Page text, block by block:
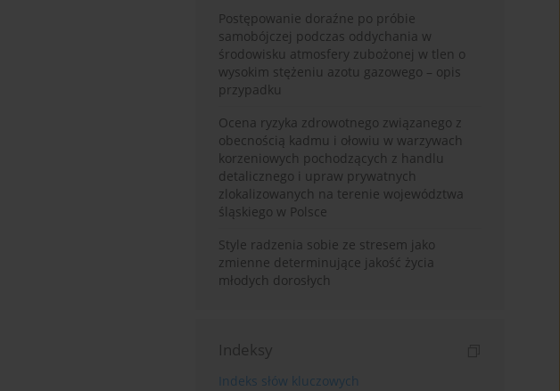
Postępowanie doraźne po próbie
samobójczej podczas oddychania w
środowisku atmosfery zubożonej w tlen o
wysokim stężeniu azotu gazowego – opis
przypadku
Ocena ryzyka zdrowotnego związanego z
obecnością kadmu i ołowiu w warzywach
korzeniowych pochodzących z handlu
detalicznego i upraw prywatnych
zlokalizowanych na terenie województwa
śląskiego w Polsce
Style radzenia sobie ze stresem jako
zmienne determinujące jakość życia
młodych dorosłych
Indeksy
Indeks słów kluczowych